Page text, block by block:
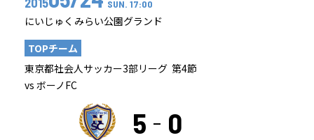
SUN. 17:00
にいじゅくみらい公園グランド
TOPチーム
東京都社会人サッカー3部リーグ 第4節
vs ボーノFC
5 0